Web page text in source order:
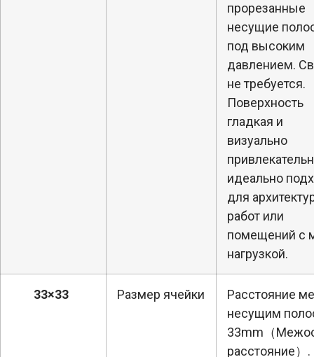
прорезанные
несущие
под высоким
давлением.
не требуется.
Поверхность
гладкая и
визуально
идеально
для
работ или
помещений с
нагрузкой.
33×33 Размер ячейки
Расстояние
несущим
33mm（
расстояние）.